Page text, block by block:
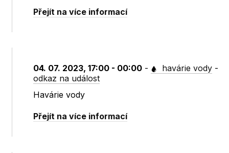
Přejít na více informací
04. 07. 2023, 17:00 - 00:00 - havárie vody -
odkaz na událost
Havárie vody
Přejít na více informací